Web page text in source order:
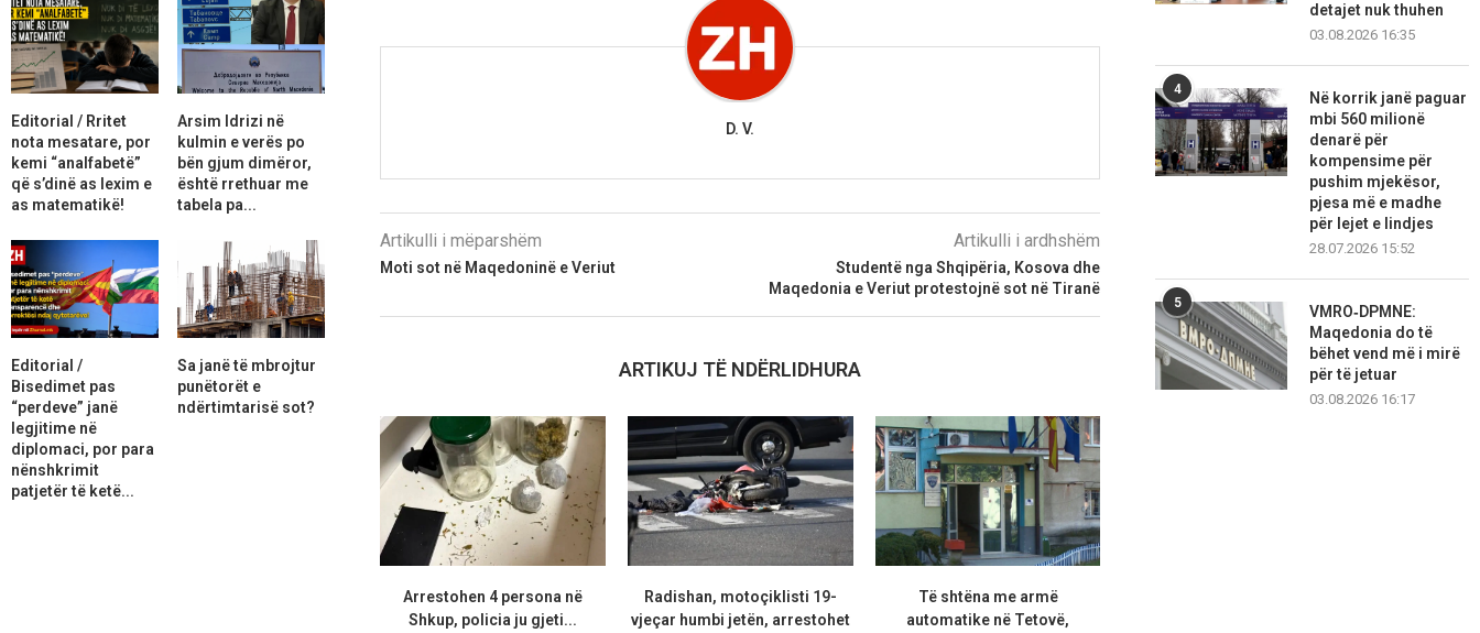
D. V.
Artikulli i mëparshëm
Moti sot në Maqedoninë e Veriut
Artikulli i ardhshëm
Studentë nga Shqipëria, Kosova dhe
Maqedonia e Veriut protestojnë sot në Tiranë
ARTIKUJ TË NDËRLIDHURA
Arrestohen 4 persona në
Shkup, policia ju gjeti...
Radishan, motoçiklisti 19-
vjeçar humbi jetën, arrestohet
Të shtëna me armë
automatike në Tetovë,
detajet nuk thuhen
03.08.2026 16:35
4
Në korrik janë paguar
mbi 560 milionë
denarë për
kompensime për
pushim mjekësor,
pjesa më e madhe
për lejet e lindjes
28.07.2026 15:52
5
VMRO‑DPMNE:
Maqedonia do të
bëhet vend më i mirë
për të jetuar
03.08.2026 16:17
Editorial / Rritet
nota mesatare, por
kemi “analfabetë”
që s’dinë as lexim e
as matematikë!
Arsim Idrizi në
kulmin e verës po
bën gjum dimëror,
është rrethuar me
tabela pa...
Editorial /
Bisedimet pas
“perdeve” janë
legjitime në
diplomaci, por para
nënshkrimit
patjetër të ketë...
Sa janë të mbrojtur
punëtorët e
ndërtimtarisë sot?